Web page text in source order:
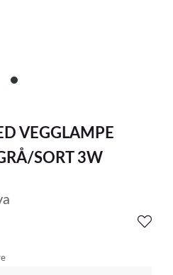
item
VEGGLAMPE
SORT 3W